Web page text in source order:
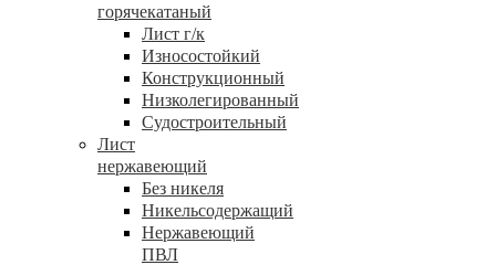
горячекатаный
Лист г/к
Износостойкий
Конструкционный
Низколегированный
Судостроительный
Лист
нержавеющий
Без никеля
Никельсодержащий
Нержавеющий
ПВЛ